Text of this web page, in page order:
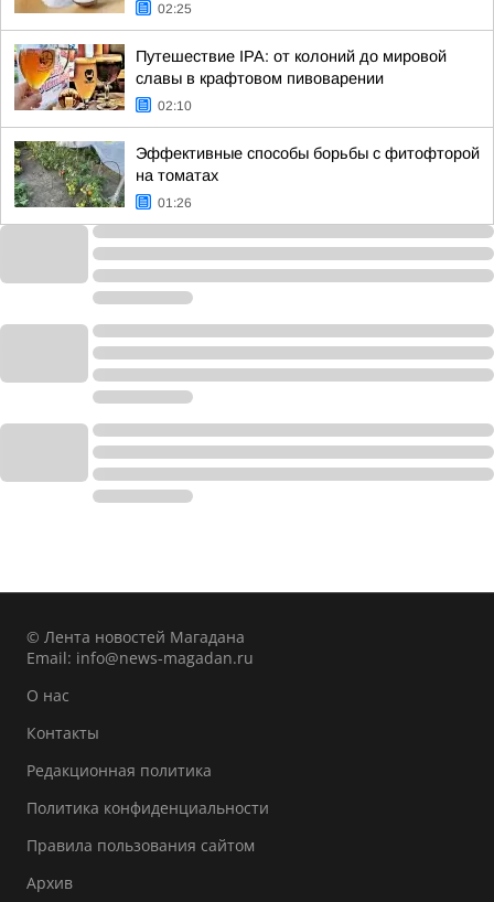
02:25
Путешествие IPA: от колоний до мировой
славы в крафтовом пивоварении
02:10
Эффективные способы борьбы с фитофторой
на томатах
01:26
© Лента новостей Магадана
Email: info@news-magadan.ru
О нас
Контакты
Редакционная политика
Политика конфиденциальности
Правила пользования сайтом
Архив